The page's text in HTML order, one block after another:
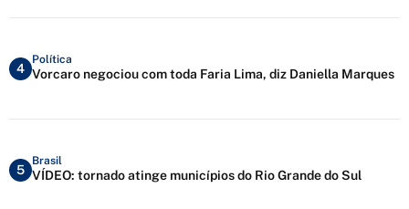
4
Política
Vorcaro negociou com toda Faria Lima, diz Daniella Marques
5
Brasil
VÍDEO: tornado atinge municípios do Rio Grande do Sul